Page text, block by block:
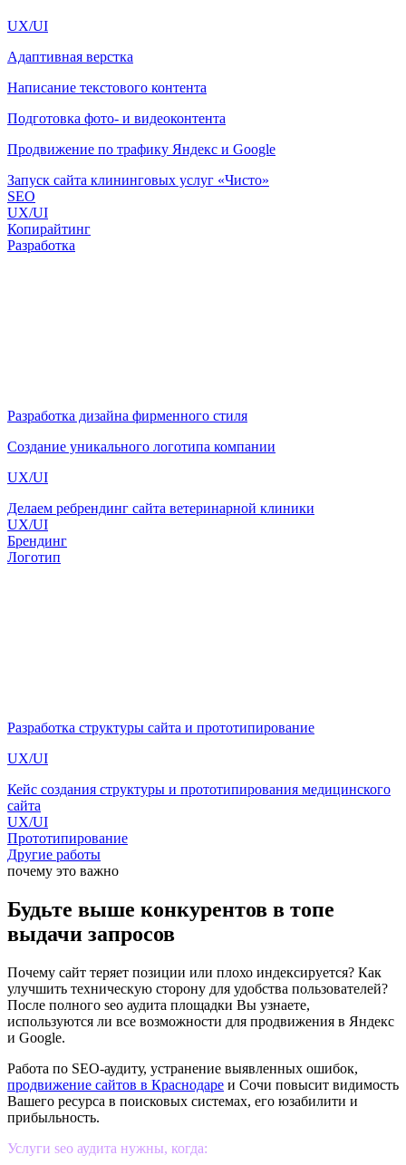
UX/UI
Адаптивная верстка
Написание текстового контента
Подготовка фото- и видеоконтента
Продвижение по трафику Яндекс и Google
Запуск сайта клининговых услуг «Чисто»
SEO
UX/UI
Копирайтинг
Разработка
Разработка дизайна фирменного стиля
Создание уникального логотипа компании
UX/UI
Делаем ребрендинг сайта ветеринарной клиники
UX/UI
Брендинг
Логотип
Разработка структуры сайта и прототипирование
UX/UI
Кейс создания структуры и прототипирования медицинского
сайта
UX/UI
Прототипирование
Другие работы
почему это важно
Будьте выше конкурентов в топе
выдачи запросов
Почему сайт теряет позиции или плохо индексируется? Как
улучшить техническую сторону для удобства пользователей?
После полного seo аудита площадки Вы узнаете,
используются ли все возможности для продвижения в Яндекс
и Google.
Работа по SEO-аудиту, устранение выявленных ошибок,
продвижение сайтов в Краснодаре и Сочи повысит видимость
Вашего ресурса в поисковых системах, его юзабилити и
прибыльность.
Услуги seo аудита нужны, когда: